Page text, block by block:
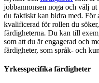
jobbannonsen noga och välj
du faktiskt kan bidra med. För
kvalificerad för rollen du
färdigheterna. Du kan till
som att du är engagerad och
färdigheter, som språk- och
Yrkesspecifika färdigheter